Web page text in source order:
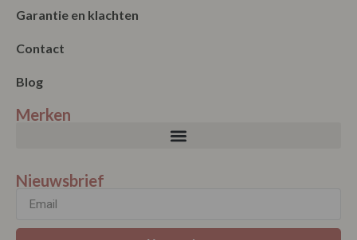
Garantie en klachten
Contact
Blog
Merken
Nieuwsbrief